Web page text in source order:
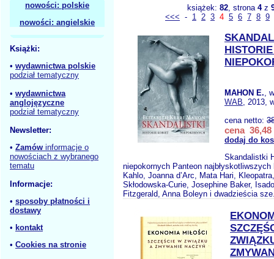
nowości: polskie
nowości: angielskie
Książki:
• wydawnictwa polskie
podział tematyczny
• wydawnictwa
anglojęzyczne
podział tematyczny
Newsletter:
• Zamów informacje o
nowościach z wybranego
tematu
Informacje:
• sposoby płatności i
dostawy
• kontakt
• Cookies na stronie
książek: 82, strona 4z
<<< - 1 2 3 4 5 6 7 8 9
MAHON E.,
WAB, 2013,
cena netto:
cena 36,48
dodaj do
Skandalistki
niepokornych Panteon najbłyskotliwszych
Kahlo, Joanna d’Arc, Mata Hari,
Skłodowska-Curie, Josephine Baker,
Fitzgerald, Anna Boleyn i dwadzieścia